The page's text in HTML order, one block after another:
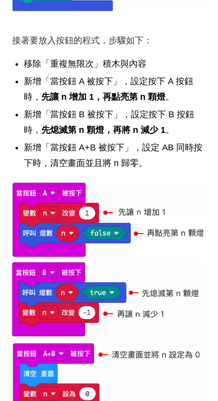
接著要放入按鈕的程式，步驟如下：
移除「重複無限次」積木與內容
新增「當按鈕 A 被按下」，設定按下 A 按鈕
時， 先讓 n 增加 1，再點亮第 n 顆燈。
新增「當按鈕 B 被按下」，設定按下 B 按鈕
時， 先熄滅第 n 顆燈，再將 n 減少 1。
新增「當按鈕 A+B 被按下」，設定 AB 同時按
下時，清空畫面並且將 n 歸零。